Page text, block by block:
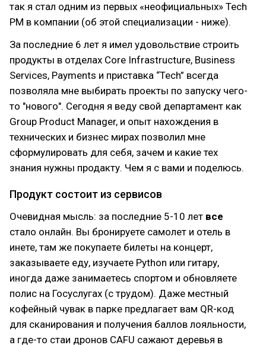
так я стал одним из первых «неофициальных» Tech
PM в компании (об этой специализации - ниже).
За последние 6 лет я имел удовольствие строить
продукты в отделах Core Infrastructure, Business
Services, Payments и приставка “Tech” всегда
позволяла мне выбирать проекты по запуску чего-
то "нового". Сегодня я веду свой департамент как
Group Product Manager, и опыт нахождения в
технических и бизнес мирах позволил мне
сформулировать для себя, зачем и какие тех
знания нужны продакту. Чем я с вами и поделюсь.
Продукт состоит из сервисов
Очевидная мысль: за последние 5-10 лет все
стало онлайн. Вы бронируете самолет и отель в
инете, там же покупаете билеты на концерт,
заказываете еду, изучаете Python или гитару,
иногда даже занимаетесь спортом и обновляете
полис на Госуслугах (с трудом). Даже местный
кофейный чувак в парке предлагает вам QR-код
для сканирования и получения баллов лояльности,
а где-то стаи дронов CAFU сажают деревья в